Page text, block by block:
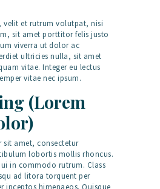
velit et rutrum volutpat, nisi
sit amet porttitor felis justo
viverra ut dolor ac
ultricies nulla, sit amet
vitae. Integer eu lectus
vitae nec ipsum.
(Lorem
amet, consectetur
lobortis mollis rhoncus.
in commodo rutrum. Class
ad litora torquent per